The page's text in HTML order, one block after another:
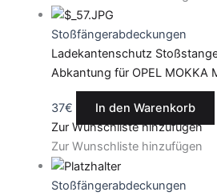
Stoßfängerabdeckungen
Ladekantenschutz
Abkantung für OPEL MOKKA
37€
In den Warenkorb
Zur Wunschliste hinzufügen
Zur Wunschliste hinzufügen
Stoßfängerabdeckungen